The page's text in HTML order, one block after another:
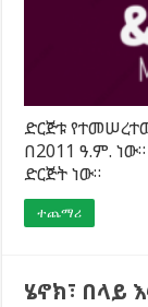
ድርጅቱ
በ2011 ዓ.ም.
ድርጅት ነው።
ተጨማሪ
ሄኖክ፣ በላይ